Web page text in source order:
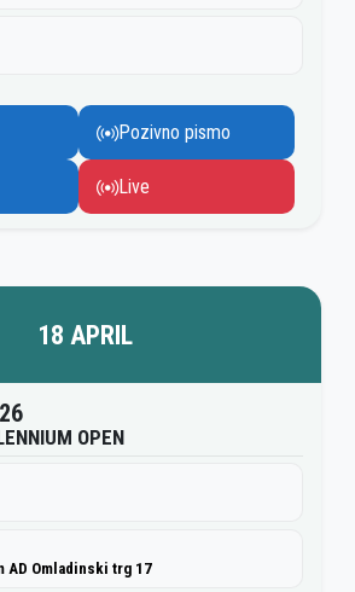
Pozivno pismo
Live
18 APRIL
OPEN
AD Omladinski trg 17